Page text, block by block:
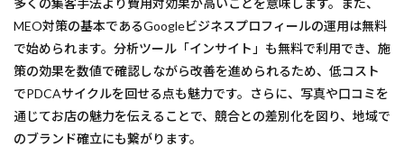
MEO対策の基本であるGoogleビジネスプロフィールの運用は無料
で始められます。分析ツール「インサイト」も無料で利用でき、施
策の効果を数値で確認しながら改善を進められるため、低コスト
でPDCAサイクルを回せる点も魅力です。さらに、写真や口コミを
通じてお店の魅力を伝えることで、競合との差別化を図り、地域で
のブランド確立にも繋がります。